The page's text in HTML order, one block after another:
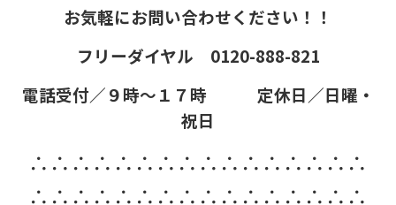
お気軽にお問い合わせください！！
フリーダイヤル 0120-888-821
電話受付／９時～１７時 定休日／日曜・
祝日
∴∴∴∴∴∴∴∴∴∴∴∴∴∴∴∴
∴∴∴∴∴∴∴∴∴∴∴∴∴∴∴∴